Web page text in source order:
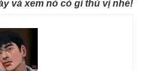
và xem nó có gì thú vị nhé!